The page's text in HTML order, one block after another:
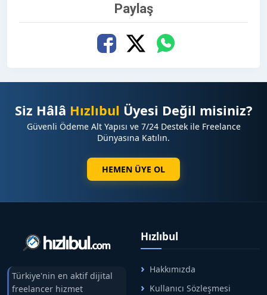
Paylaş
Siz Hâlâ Hızlıbul Üyesi Değil misiniz?
Güvenli Ödeme Alt Yapısı ve 7/24 Destek ile Freelance
Dünyasına Katılın.
HEMEN ÜYE OL
Türkiye'nin en aktif dijital
freelancer hizmet
Hızlıbul
Hakkımızda
Kullanıcı Sözleşmesi